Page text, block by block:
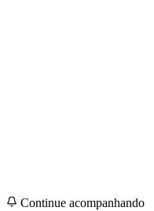
Continue acompanhando